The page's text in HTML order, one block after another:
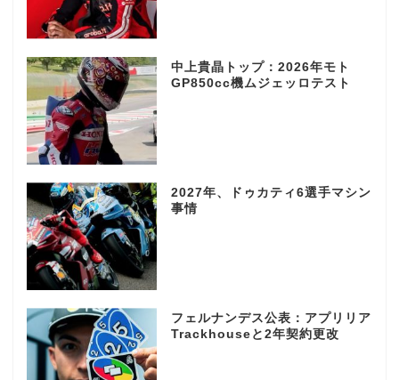
中上貴晶トップ：2026年モト
GP850cc機ムジェッロテスト
2027年、ドゥカティ6選手マシン
事情
フェルナンデス公表：アプリリア
Trackhouseと2年契約更改